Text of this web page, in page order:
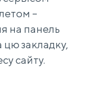
–
на панель
цю закладку,
сайту.